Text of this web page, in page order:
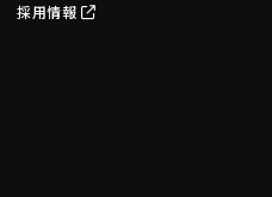
採用情報